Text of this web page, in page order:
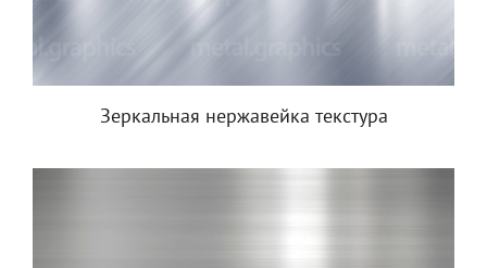
Зеркальная нержавейка текстура